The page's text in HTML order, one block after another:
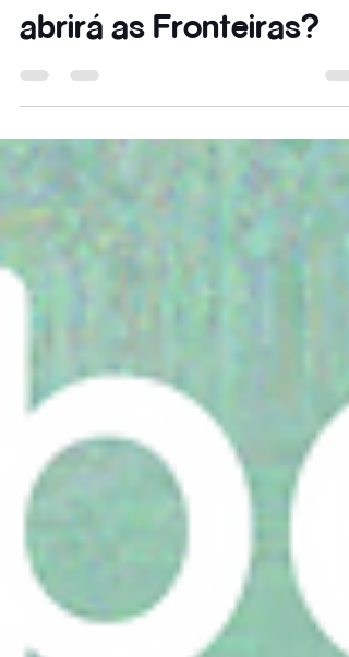
Quando a Austrália
abrirá as Fronteiras?